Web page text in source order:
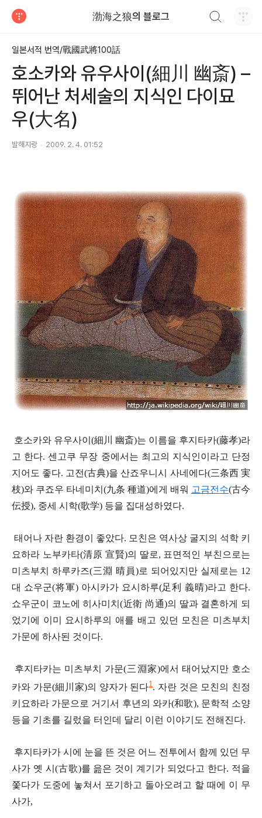
渤海之狼의 블로그
일본서적 번역/戰國武將100話
호소카와 유우사이(細川 幽斎) –
뛰어난 처세술의 지식인 다이묘
우(大名)
발해지랑 2009. 2. 4. 01:52
호소카와 유우사이(細川 幽斎)는 이름을 후지타카(藤孝)라
고 한다. 센고쿠 무장 중에서는 최고의 지식인이라고 단정
지어도 좋다. 고전(古典)을 산죠우니시 사네에다(三条西実
枝)와 쿠죠우 타네미치(九条 種道)에게 배워 고금전수(古今
伝授), 중세 시학(歌学) 등을 집대성하였다.
태어나 자란 환경이 좋았다. 모친은 역사상 굴지의 석학 키
요하라 노부카타(清原 宣賢)의 딸로, 표면적인 부친으로는
미츠부치 하루카즈(三淵 晴員)로 되어있지만 실제로는 12
대 쇼우군(将軍) 아시카가 요시하루(足利 義晴)라고 한다.
쇼우군이 코노에 히사미치(近衛 尚通)의 딸과 결혼하게 되
었기에 이미 요시하루의 애를 배고 있던 모친은 미츠부치
가문에 하사된 것이다.
후지타카는 미츠부치 가문(三淵家)에서 태어났지만 호소
카와 가문(細川家)의 양자가 된다1. 자란 것은 모친의 친정
키요하라 가문으로 거기서 후년의 와카(和歌), 문학적 소양
등을 기초를 길렀을 터인데 달리 이런 이야기도 전해진다.
후지타카가 시에 눈을 뜬 것은 어느 전투에서 함께 있던 무
사가 옛 시(古歌)를 읊은 것이 계기가 되었다고 한다. 적을
쫓다가 도중에 놓쳐서 포기하고 돌아오려고 할 때에 이 무
사가,